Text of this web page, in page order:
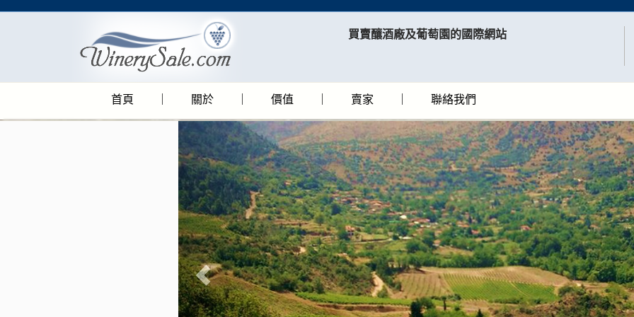
買賣釀酒廠及葡萄園的國際網站​
首頁 關於 價值 賣家 聯絡我們
P
r
e
v
i
o
u
s